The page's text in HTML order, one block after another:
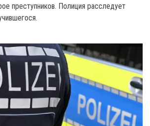
преступников. Полиция расследует